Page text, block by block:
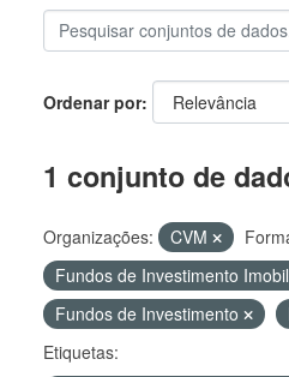
Ordenar por
1 conjunto de
Organizações: CVM
Fundos de Investimento
Fundos de Investimento
Etiquetas: